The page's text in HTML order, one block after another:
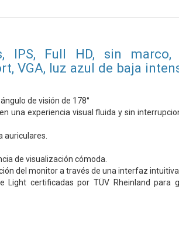
IPS, Full HD, sin
VGA, luz azul de baja
de visión de 178°
una experiencia visual fluida y sin
auriculares.
de visualización cómoda.
del monitor a través de una interfaz intuitiva
Light certificadas por TÜV Rheinland para